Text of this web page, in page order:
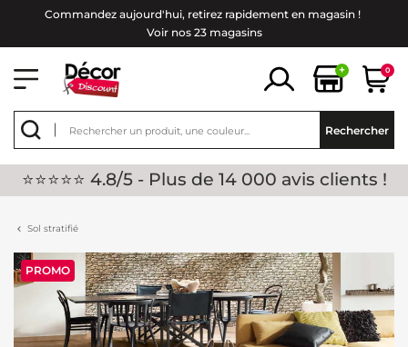
Commandez aujourd'hui, retirez rapidement en magasin !
Voir nos 23 magasins
+ 0
Rechercher
⭐⭐⭐⭐⭐ 4.8/5 - Plus de 14 000 avis clients !
Sol stratifié
PROMO